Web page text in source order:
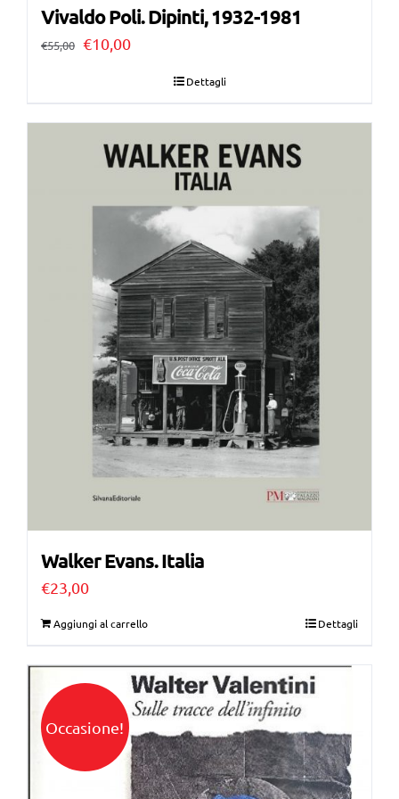
Vivaldo Poli. Dipinti, 1932-1981
€55,00 Il
era:
€55,00.
€10,00Il
è:
€10,00.
Dettagli
Walker Evans. Italia
€23,00
Aggiungi al carrello Dettagli
Occasione!